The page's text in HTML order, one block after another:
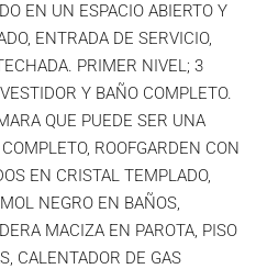
EN UN ESPACIO ABIERTO Y
ENTRADA DE SERVICIO,
PRIMER NIVEL; 3
Y BAÑO COMPLETO.
QUE PUEDE SER UNA
ROOFGARDEN CON
EN CRISTAL TEMPLADO,
NEGRO EN BAÑOS,
MACIZA EN PAROTA, PISO
CALENTADOR DE GAS